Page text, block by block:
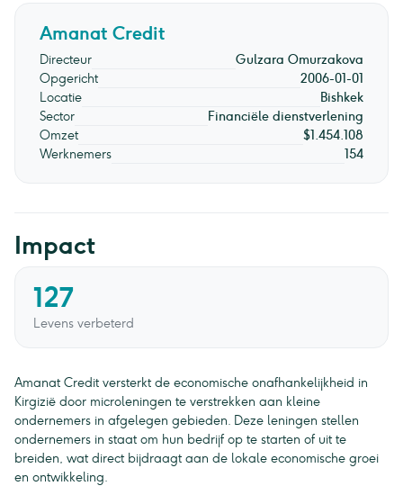
Amanat Credit
Directeur
Gulzara Omurzakova
Opgericht
2006-01-01
Locatie
Bishkek
Sector
Financiële dienstverlening
Omzet
$1.454.108
Werknemers
154
Impact
127
Levens verbeterd
Amanat Credit versterkt de economische onafhankelijkheid in
Kirgizië door microleningen te verstrekken aan kleine
ondernemers in afgelegen gebieden. Deze leningen stellen
ondernemers in staat om hun bedrijf op te starten of uit te
breiden, wat direct bijdraagt aan de lokale economische groei
en ontwikkeling.